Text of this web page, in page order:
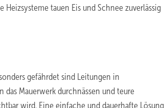
tauen Eis und Schnee zuverlässig
gefährdet sind Leitungen in
das Mauerwerk durchnässen und teure
wird. Eine einfache und dauerhafte Lösung